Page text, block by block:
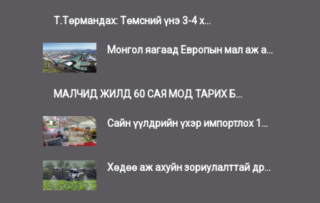
Т.Төрмандах: Төмсний үнэ 3-4 х...
Монгол яагаад Европын мал аж а...
МАЛЧИД ЖИЛД 60 САЯ МОД ТАРИХ Б...
Сайн үүлдрийн үхэр импортлох 1...
Хөдөө аж ахуйн зориулалттай др...